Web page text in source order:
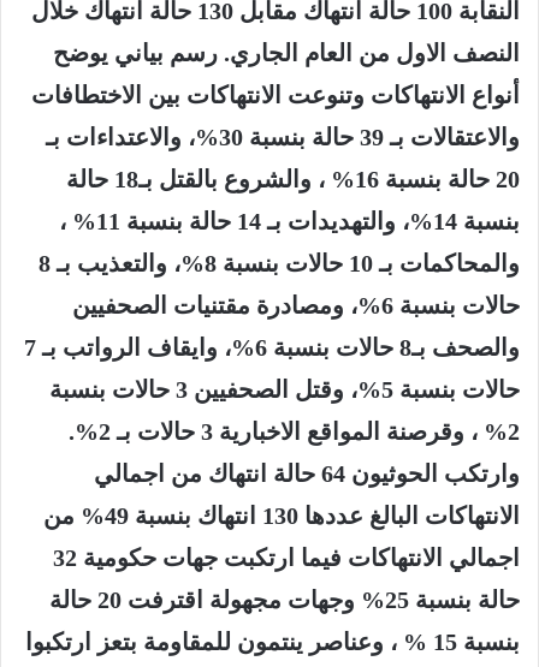
النقابة 100 حالة انتهاك مقابل 130 حالة انتهاك خلال
النصف الاول من العام الجاري. رسم بياني يوضح
أنواع الانتهاكات وتنوعت الانتهاكات بين الاختطافات
والاعتقالات بـ 39 حالة بنسبة 30%، والاعتداءات بـ
20 حالة بنسبة 16% ، والشروع بالقتل بـ18 حالة
بنسبة 14%، والتهديدات بـ 14 حالة بنسبة 11% ،
والمحاكمات بـ 10 حالات بنسبة 8%، والتعذيب بـ 8
حالات بنسبة 6%، ومصادرة مقتنيات الصحفيين
والصحف بـ8 حالات بنسبة 6%، وايقاف الرواتب بـ 7
حالات بنسبة 5%، وقتل الصحفيين 3 حالات بنسبة
2% ، وقرصنة المواقع الاخبارية 3 حالات بـ 2%.
وارتكب الحوثيون 64 حالة انتهاك من اجمالي
الانتهاكات البالغ عددها 130 انتهاك بنسبة 49% من
اجمالي الانتهاكات فيما ارتكبت جهات حكومية 32
حالة بنسبة 25% وجهات مجهولة اقترفت 20 حالة
بنسبة 15 % ، وعناصر ينتمون للمقاومة بتعز ارتكبوا